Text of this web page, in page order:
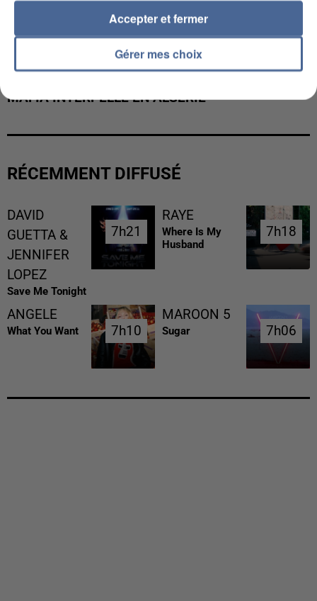
MAFIA INTERPELLÉ EN ALGÉRIE
RÉCEMMENT DIFFUSÉ
DAVID
GUETTA &
JENNIFER
LOPEZ
Save Me Tonight
7h21
7h21
RAYE
Where Is My
Husband
7h18
7h18
ANGELE
What You Want 7h10
7h10
MAROON 5
Sugar 7h06
7h06
Gérer mes choix
Accepter et fermer